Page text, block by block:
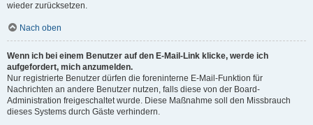
wieder zurücksetzen.
Nach oben
Wenn ich bei einem Benutzer auf den E-Mail-Link klicke, werde ich
aufgefordert, mich anzumelden.
Nur registrierte Benutzer dürfen die foreninterne E-Mail-Funktion für
Nachrichten an andere Benutzer nutzen, falls diese von der Board-
Administration freigeschaltet wurde. Diese Maßnahme soll den Missbrauch
dieses Systems durch Gäste verhindern.